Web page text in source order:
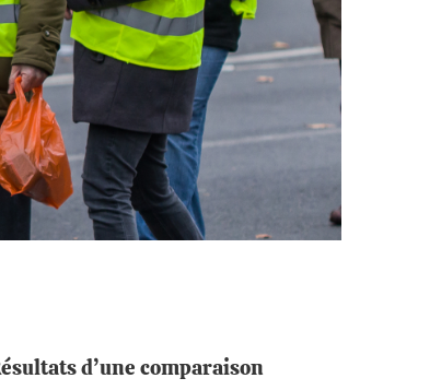
d’une comparaison